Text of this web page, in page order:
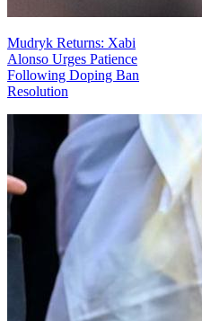
Mudryk Returns: Xabi
Alonso Urges Patience
Following Doping Ban
Resolution